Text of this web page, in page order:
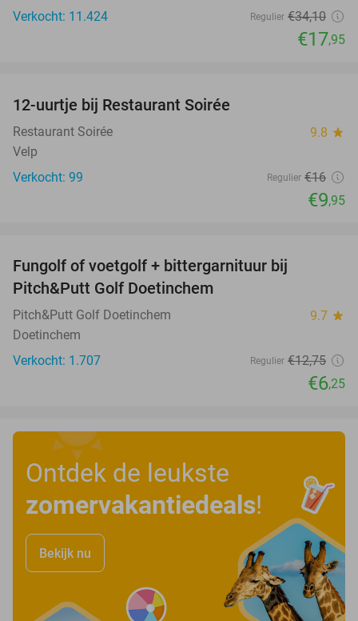
Verkocht: 11.424
Regulier €34,10
€17,95
12-uurtje bij Restaurant Soirée
Restaurant Soirée 9.8 star
Velp
Verkocht: 99
Regulier €16
€9,95
Fungolf of voetgolf + bittergarnituur bij
Pitch&Putt Golf Doetinchem
Pitch&Putt Golf Doetinchem 9.7 star
Doetinchem
Verkocht: 1.707
Regulier €12,75
€6,25
Ontdek de leukste
zomervakantiedeals!
Bekijk nu